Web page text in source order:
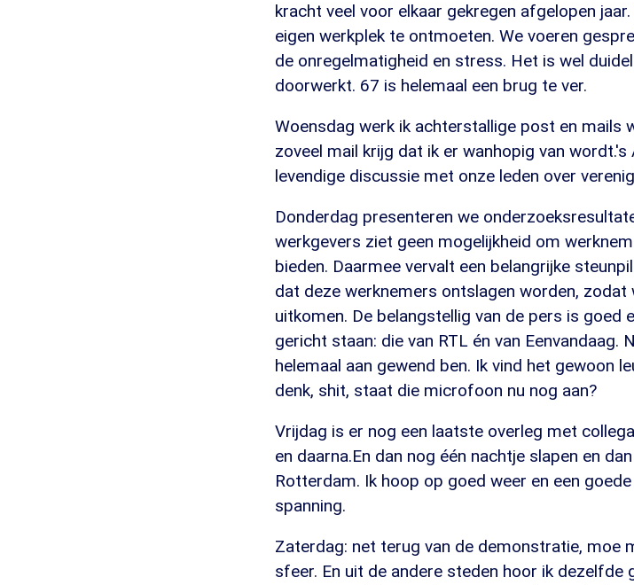
kracht veel voor elkaar gekregen afgelopen
eigen werkplek te ontmoeten. We voeren
de onregelmatigheid en stress. Het is wel
doorwerkt. 67 is helemaal een brug te ver.
Woensdag werk ik achterstallige post en mails
zoveel mail krijg dat ik er wanhopig van wordt.'s
levendige discussie met onze leden over
Donderdag presenteren we
werkgevers ziet geen mogelijkheid om
bieden. Daarmee vervalt een belangrijke
dat deze werknemers ontslagen worden,
uitkomen. De belangstellig van de pers is goed
gericht staan: die van RTL én van Eenvandaag.
helemaal aan gewend ben. Ik vind het gewoon
denk, shit, staat die microfoon nu nog aan?
Vrijdag is er nog een laatste overleg met
en daarna.En dan nog één nachtje slapen en
Rotterdam. Ik hoop op goed weer en een
spanning.
Zaterdag: net terug van de demonstratie, moe
sfeer. En uit de andere steden hoor ik dezelfde